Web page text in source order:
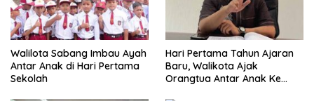
Walilota Sabang Imbau Ayah
Antar Anak di Hari Pertama
Sekolah
Hari Pertama Tahun Ajaran
Baru, Walikota Ajak
Orangtua Antar Anak Ke